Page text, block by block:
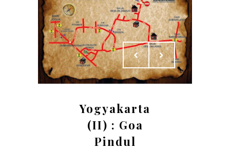
Yogyakarta
(II) : Goa
Pindul